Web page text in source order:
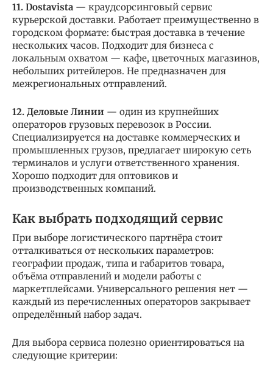
11. Dostavista — краудсорсинговый сервис
курьерской доставки. Работает преимущественно в
городском формате: быстрая доставка в течение
нескольких часов. Подходит для бизнеса с
локальным охватом — кафе, цветочных магазинов,
небольших ритейлеров. Не предназначен для
межрегиональных отправлений.
12. Деловые Линии — один из крупнейших
операторов грузовых перевозок в России.
Специализируется на доставке коммерческих и
промышленных грузов, предлагает широкую сеть
терминалов и услуги ответственного хранения.
Хорошо подходит для оптовиков и
производственных компаний.
Как выбрать подходящий сервис
При выборе логистического партнёра стоит
отталкиваться от нескольких параметров:
географии продаж, типа и габаритов товара,
объёма отправлений и модели работы с
маркетплейсами. Универсального решения нет —
каждый из перечисленных операторов закрывает
определённый набор задач.
Для выбора сервиса полезно ориентироваться на
следующие критерии: